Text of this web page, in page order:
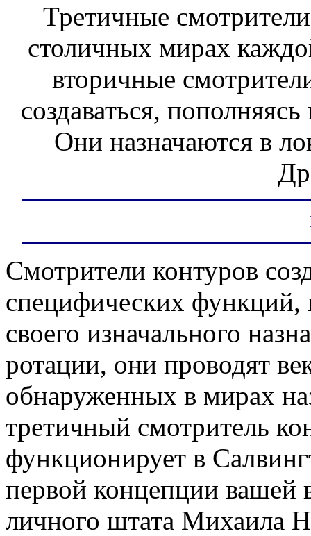
Третичные
столичных мирах
вторичные
создаваться,
Они назначаются в
Смотрители контуров
специфических функций,
своего изначального
ротации, они проводят
обнаруженных в мирах
третичный смотритель
функционирует в
первой концепции вашей
личного штата Михаила